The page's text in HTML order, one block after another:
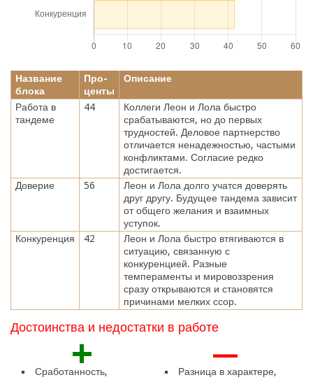
Название
блока
Про-
центы
Описание
Работа в
тандеме
44
Коллеги Леон и Лола быстро
срабатываются, но до первых
трудностей. Деловое партнерство
отличается ненадежностью, частыми
конфликтами. Согласие редко
достигается.
Доверие
56
Леон и Лола долго учатся доверять
друг другу. Будущее тандема зависит
от общего желания и взаимных
уступок.
Конкуренция
42
Леон и Лола быстро втягиваются в
ситуацию, связанную с
конкуренцией. Разные
темпераменты и мировоззрения
сразу открываются и становятся
причинами мелких ссор.
Достоинства и недостатки в работе
+
Сработанность,
—
Разница в характере,